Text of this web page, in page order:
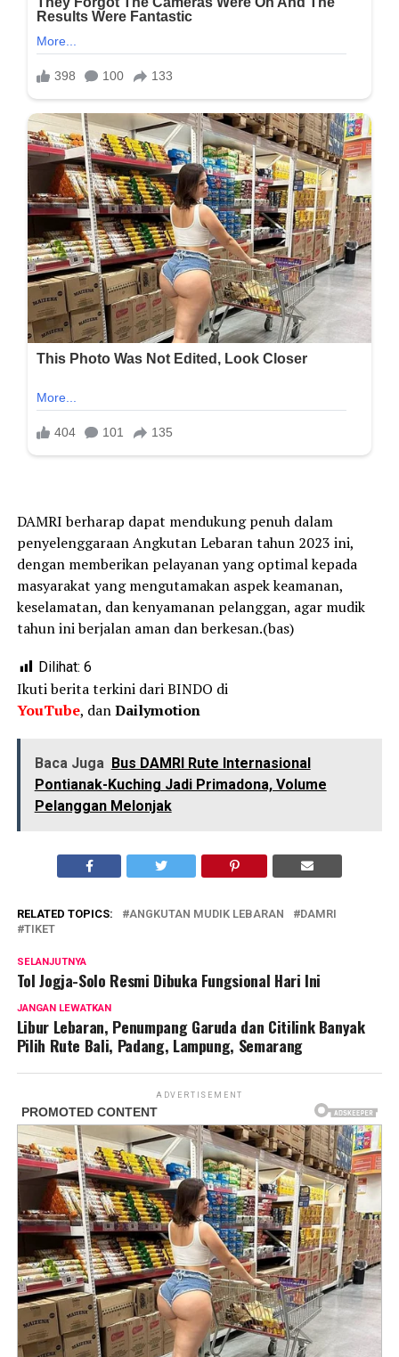
DAMRI berharap dapat mendukung penuh dalam
penyelenggaraan Angkutan Lebaran tahun 2023 ini,
dengan memberikan pelayanan yang optimal kepada
masyarakat yang mengutamakan aspek keamanan,
keselamatan, dan kenyamanan pelanggan, agar mudik
tahun ini berjalan aman dan berkesan.(bas)
Dilihat: 6
Ikuti berita terkini dari BINDO di
YouTube, danDailymotion
Baca Juga Bus DAMRI Rute Internasional
Pontianak-Kuching Jadi Primadona, Volume
Pelanggan Melonjak
RELATED TOPICS: ANGKUTAN MUDIK LEBARAN
DAMRI
TIKET
SELANJUTNYA
Tol Jogja-Solo Resmi Dibuka Fungsional Hari Ini
JANGAN LEWATKAN
Libur Lebaran, Penumpang Garuda dan Citilink Banyak
Pilih Rute Bali, Padang, Lampung, Semarang
ADVERTISEMENT